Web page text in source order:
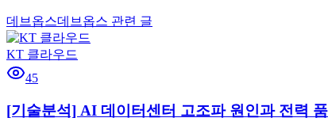
데브옵스데브옵스 관련 글
KT 클라우드
45
[기술분석] AI 데이터센터 고조파 원인과 전력